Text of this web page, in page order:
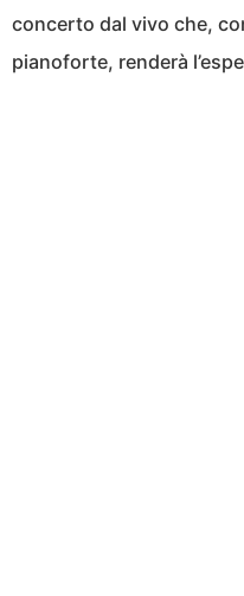
concerto dal vivo che,
pianoforte, renderà